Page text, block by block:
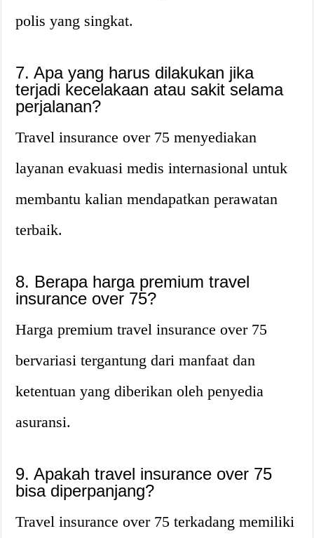
polis yang singkat.
7. Apa yang harus dilakukan jika
terjadi kecelakaan atau sakit selama
perjalanan?
Travel insurance over 75 menyediakan
layanan evakuasi medis internasional untuk
membantu kalian mendapatkan perawatan
terbaik.
8. Berapa harga premium travel
insurance over 75?
Harga premium travel insurance over 75
bervariasi tergantung dari manfaat dan
ketentuan yang diberikan oleh penyedia
asuransi.
9. Apakah travel insurance over 75
bisa diperpanjang?
Travel insurance over 75 terkadang memiliki